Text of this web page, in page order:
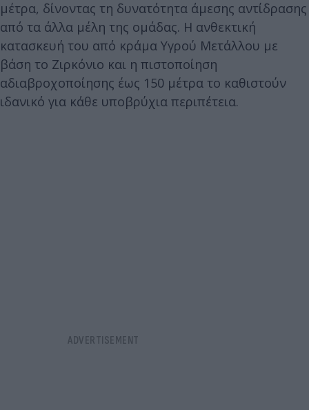
μέτρα, δίνοντας τη δυνατότητα άμεσης αντίδρασης
από τα άλλα μέλη της ομάδας. Η ανθεκτική
κατασκευή του από κράμα Υγρού Μετάλλου με
βάση το Ζιρκόνιο και η πιστοποίηση
αδιαβροχοποίησης έως 150 μέτρα το καθιστούν
ιδανικό για κάθε υποβρύχια περιπέτεια.